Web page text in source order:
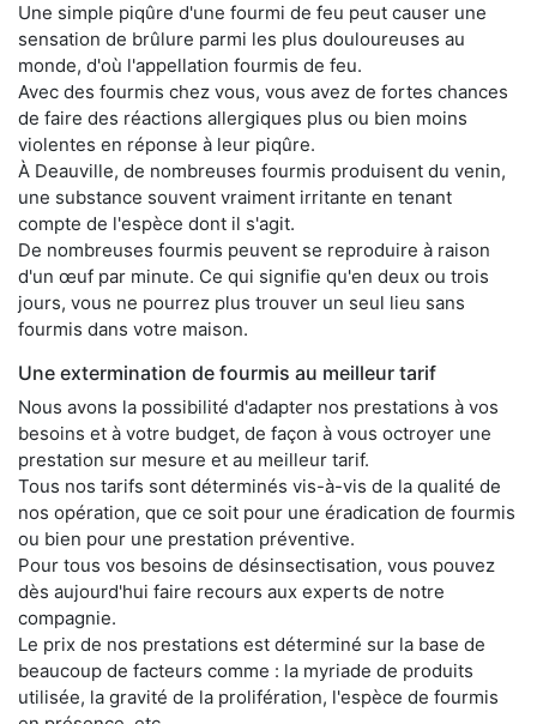
Une simple piqûre d'une fourmi de feu peut causer une
sensation de brûlure parmi les plus douloureuses au
monde, d'où l'appellation fourmis de feu.
Avec des fourmis chez vous, vous avez de fortes chances
de faire des réactions allergiques plus ou bien moins
violentes en réponse à leur piqûre.
À Deauville, de nombreuses fourmis produisent du venin,
une substance souvent vraiment irritante en tenant
compte de l'espèce dont il s'agit.
De nombreuses fourmis peuvent se reproduire à raison
d'un œuf par minute. Ce qui signifie qu'en deux ou trois
jours, vous ne pourrez plus trouver un seul lieu sans
fourmis dans votre maison.
Une extermination de fourmis au meilleur tarif
Nous avons la possibilité d'adapter nos prestations à vos
besoins et à votre budget, de façon à vous octroyer une
prestation sur mesure et au meilleur tarif.
Tous nos tarifs sont déterminés vis-à-vis de la qualité de
nos opération, que ce soit pour une éradication de fourmis
ou bien pour une prestation préventive.
Pour tous vos besoins de désinsectisation, vous pouvez
dès aujourd'hui faire recours aux experts de notre
compagnie.
Le prix de nos prestations est déterminé sur la base de
beaucoup de facteurs comme : la myriade de produits
utilisée, la gravité de la prolifération, l'espèce de fourmis